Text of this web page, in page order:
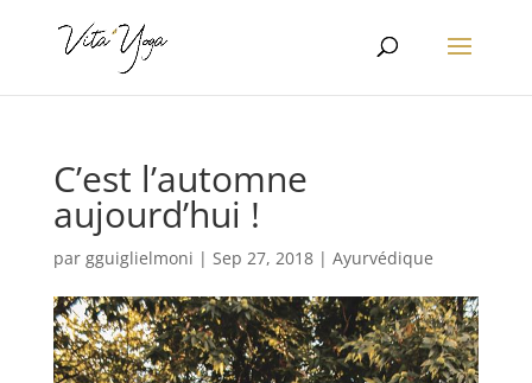
C’est l’automne
aujourd’hui !
par gguiglielmoni | Sep 27, 2018| Ayurvédique